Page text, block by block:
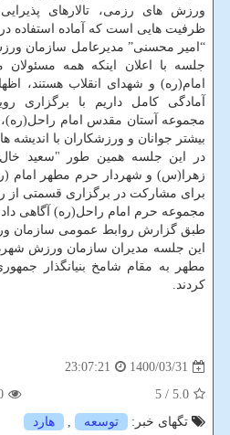
ورزش های رزمی، تالارهای
ظرفیت هایی است که آماده استفاده
“امیر محسنی” مدیرعامل سازمان
جلسه با اعلان اینکه همه
امام(ره) و شهدای انقلاب هستند،
آمادگی کامل داریم با برگزاری
مجموعه آستان مقدس امام
بیشتر جوانان و ورزشکاران با اندیشه
در این جلسه همین طور "سعید
زهرا(س) و شهردار حرم مطهر امام
برای مشارکت در برگزاری قسمتی از
مجموعه حرم امام راحل(ره) آگاهی داد.
طبق گزارش روابط عمومی سازمان
این جلسه مدیران سازمان ورزش
مطهر به مقام شامخ بنیانگذار
کردند.
1400/03/31
23:07:21
5.0
/ 5
تگهای خبر:
توسعه , هارد